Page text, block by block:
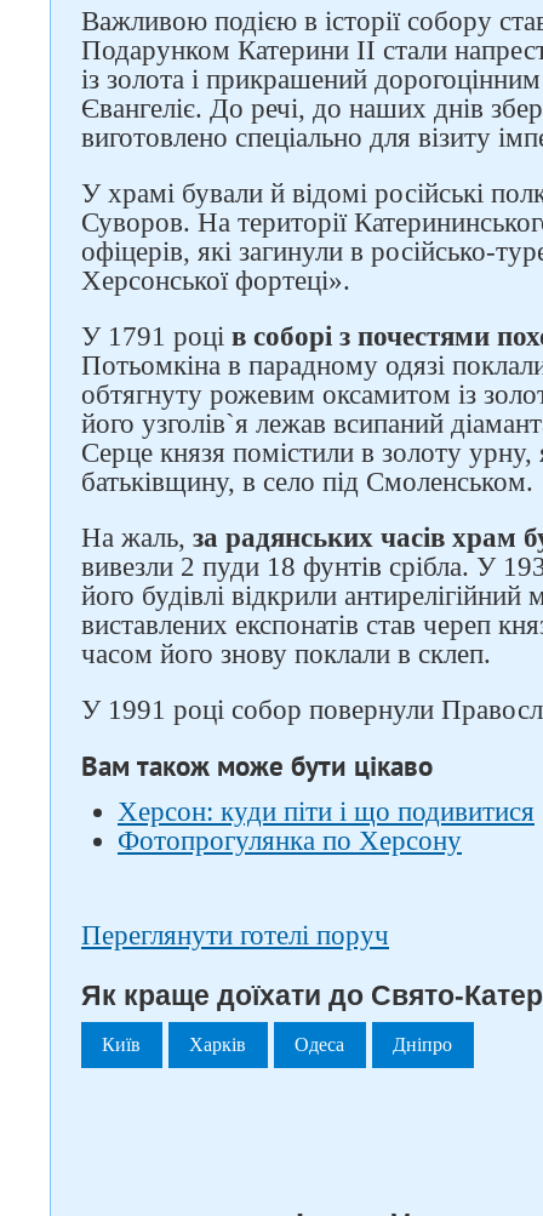
Важливою подією в історії собору
Подарунком Катерини II стали
із золота і прикрашений
Євангеліє. До речі, до наших днів
виготовлено спеціально для візиту
У храмі бували й відомі російські
Суворов. На території
офіцерів, які загинули в російсько-
Херсонської фортеці».
У 1791 році в соборі з почестями
Потьомкіна в парадному одязі
обтягнуту рожевим оксамитом із
його узголів`я лежав всипаний
Серце князя помістили в золоту урну,
батьківщину, в село під Смоленськом.
На жаль, за радянських часів храм
вивезли 2 пуди 18 фунтів срібла. У
його будівлі відкрили
виставлених експонатів став череп
часом його знову поклали в склеп.
У 1991 році собор повернули
Вам також може бути цікаво
Херсон: куди піти і що подивитися
Фотопрогулянка по Херсону
Переглянути готелі поруч
Як краще доїхати до Свято-
Київ Харків Одеса Дніпро
Слідкуйте за нами в
соцмережах